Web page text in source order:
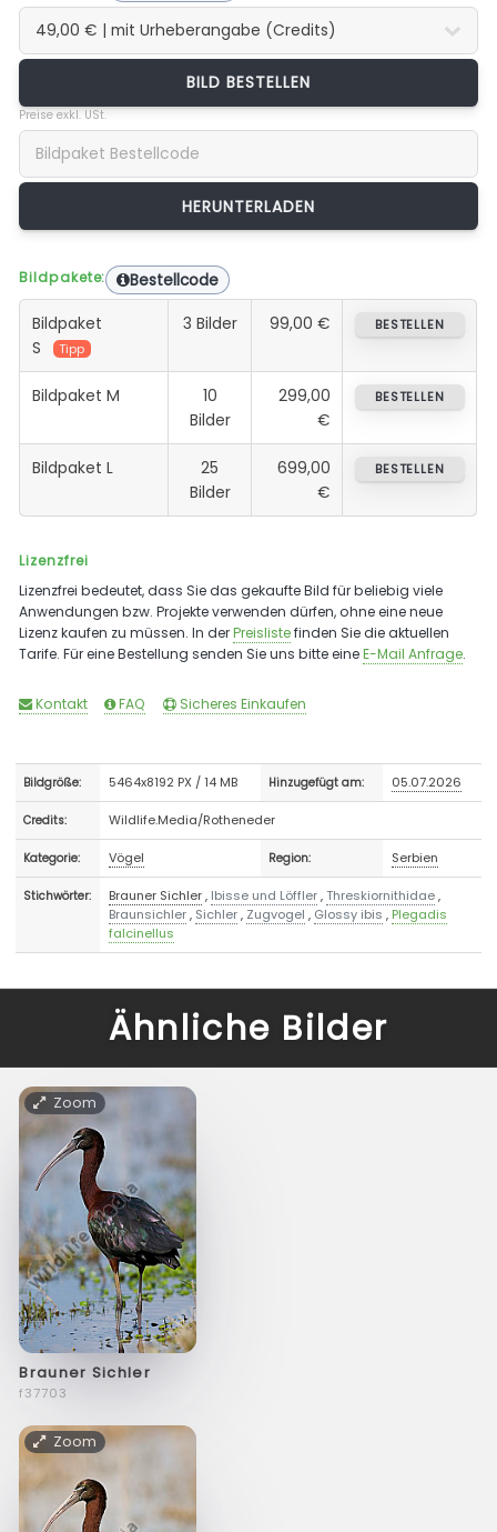
BILD BESTELLEN
Preise exkl. USt.
Bildpakete: Bestellcode
Bildpaket
S
Tipp
3 Bilder 99,00 € BESTELLEN
Bildpaket M
10
Bilder
299,00
€
BESTELLEN
Bildpaket L
25
Bilder
699,00
€
BESTELLEN
Lizenzfrei
Lizenzfrei bedeutet, dass Sie das gekaufte Bild für beliebig viele
Anwendungen bzw. Projekte verwenden dürfen, ohne eine neue
Lizenz kaufen zu müssen. In derPreislistefinden Sie die aktuellen
Tarife. Für eine Bestellung senden Sie uns bitte eineE-Mail Anfrage.
Kontakt FAQ Sicheres Einkaufen
Bildgröße: 5464x8192 PX / 14 MB Hinzugefügt am: 05.07.2026
Credits: Wildlife.Media/Rotheneder
Kategorie: Vögel Region: Serbien
Stichwörter: Brauner Sichler, Ibisse und Löffler,Threskiornithidae,
Braunsichler, Sichler, Zugvogel , Glossy ibis , Plegadis
falcinellus
Ähnliche Bilder
Zoom
Brauner Sichler
f37703
Zoom